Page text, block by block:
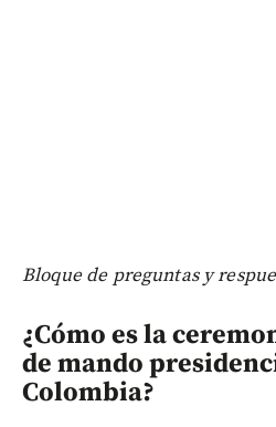
Bloque de preguntas y
¿Cómo es la
de mando
Colombia?